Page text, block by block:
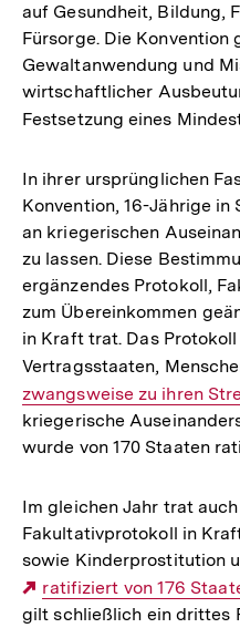
auf Gesundheit, Bildung,
Fürsorge. Die
Gewaltanwendung und
wirtschaftlicher
Festsetzung eines
In ihrer ursprünglichen
Konvention, 16-Jährige
an kriegerischen
zu lassen. Diese
ergänzendes Protokoll,
zum Übereinkommen
in Kraft trat. Das
Vertragsstaaten,
zwangsweise zu ihren
kriegerische
wurde von 170 Staaten
Im gleichen Jahr trat
Fakultativprotokoll in
sowie Kinderprostitution
Externer
Link:
ratifiziert von 176
gilt schließlich ein drittes